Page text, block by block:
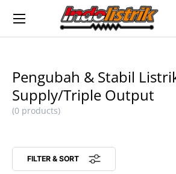
SKIP TO CONTENT
SEARCH
Pengubah & Stabil
Supply/Triple Output
(0 products)
FILTER & SORT